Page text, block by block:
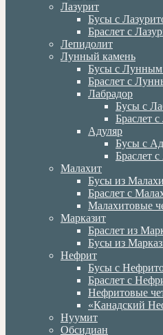
Лазурит
Бусы с
Браслет с
Лепидолит
Лунный камень
Бусы с
Браслет с
Лабрадор
Бусы с
Браслет
Адуляр
Бусы с
Браслет
Малахит
Бусы из
Браслет с
Малахитовые
Марказит
Браслет из
Бусы из
Нефрит
Бусы с
Браслет с
Нефритовые
«Канадский
Нуумит
Обсидиан